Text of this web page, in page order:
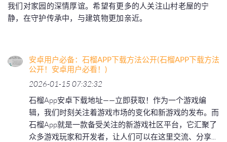
我们对家园的深情厚谊。希望有更多的人关注山村老屋的宁
静，在守护传承中，与建筑物更加亲近。
安卓用户必备：石榴APP下载方法公开(石榴APP下载方法
公开！安卓用户必看！)
2026-01-15 07:32:32
石榴App安卓下载地址——立即获取！作为一个游戏编
辑，我们时刻关注着游戏市场的变化和新游戏的发布。而
石榴App就是一款备受关注的新游戏社区平台，它汇聚了
众多游戏玩家和开发者，让人们可以在这里交流、分享...